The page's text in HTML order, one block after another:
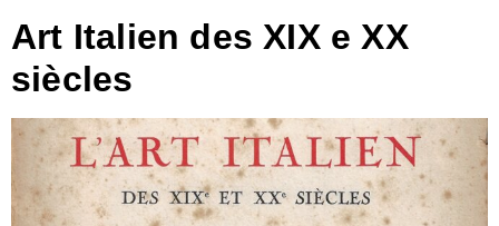
Art Italien des XIX e XX
siècles